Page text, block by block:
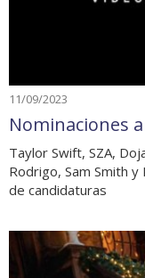
11/09/2023
Nominaciones
Taylor Swift, SZA,
Rodrigo, Sam Smith
de candidaturas